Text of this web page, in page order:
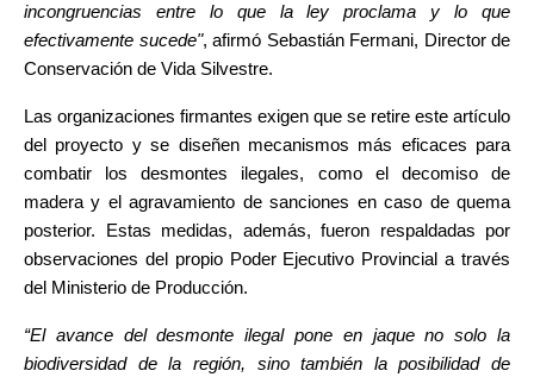
incongruencias entre lo que la ley proclama y lo que
efectivamente sucede", afirmó Sebastián Fermani, Director de
Conservación de Vida Silvestre.
Las organizaciones firmantes exigen que se retire este artículo
del proyecto y se diseñen mecanismos más eficaces para
combatir los desmontes ilegales, como el decomiso de
madera y el agravamiento de sanciones en caso de quema
posterior. Estas medidas, además, fueron respaldadas por
observaciones del propio Poder Ejecutivo Provincial a través
del Ministerio de Producción.
“El avance del desmonte ilegal pone en jaque no solo la
biodiversidad de la región, sino también la posibilidad de